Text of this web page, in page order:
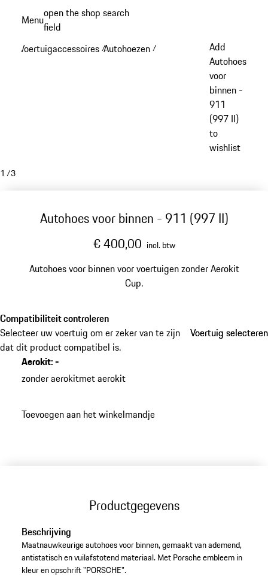
hoofdinhoud
Menuopen the shop search
field
Voertuigaccessoires /Autohoezen /
Add
Autohoes
voor
binnen -
911
(997 II)
to
wishlist
1 /3
Autohoes voor binnen - 911 (997 II)
€ 400,00 incl. btw
Autohoes voor binnen voor voertuigen zonder Aerokit
Cup.
Compatibiliteit controleren
Selecteer uw voertuig om er zeker van te zijn
dat dit product compatibel is.
Voertuig selecteren
Voertuig selecteren
Aerokit:-
zonder aerokitmet aerokit
Toevoegen aan het winkelmandje
Productgegevens
Beschrijving
Maatnauwkeurige autohoes voor binnen, gemaakt van ademend,
antistatisch en vuilafstotend materiaal. Met Porsche embleem in
kleur en opschrift "PORSCHE".